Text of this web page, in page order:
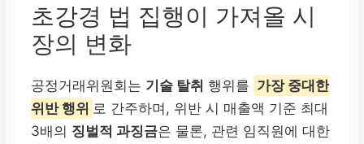
초강경 법 집행이 가져올 시
장의 변화
공정거래위원회는 기술 탈취 행위를 가장 중대한
위반 행위 로 간주하며, 위반 시 매출액 기준 최대
3배의 징벌적 과징금은 물론, 관련 임직원에 대한